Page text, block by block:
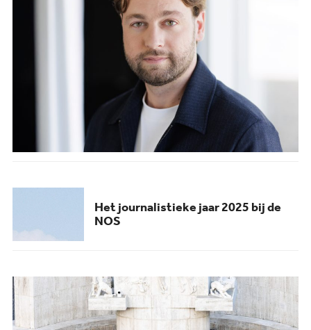
Het journalistieke jaar 2025 bij de
NOS